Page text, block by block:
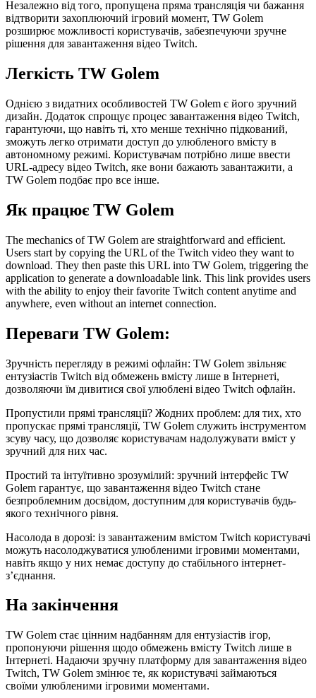
Незалежно від того, пропущена пряма трансляція чи бажання
відтворити захоплюючий ігровий момент, TW Golem
розширює можливості користувачів, забезпечуючи зручне
рішення для завантаження відео Twitch.
Легкість TW Golem
Однією з видатних особливостей TW Golem є його зручний
дизайн. Додаток спрощує процес завантаження відео Twitch,
гарантуючи, що навіть ті, хто менше технічно підкований,
зможуть легко отримати доступ до улюбленого вмісту в
автономному режимі. Користувачам потрібно лише ввести
URL-адресу відео Twitch, яке вони бажають завантажити, а
TW Golem подбає про все інше.
Як працює TW Golem
The mechanics of TW Golem are straightforward and efficient.
Users start by copying the URL of the Twitch video they want to
download. They then paste this URL into TW Golem, triggering the
application to generate a downloadable link. This link provides users
with the ability to enjoy their favorite Twitch content anytime and
anywhere, even without an internet connection.
Переваги TW Golem:
Зручність перегляду в режимі офлайн: TW Golem звільняє
ентузіастів Twitch від обмежень вмісту лише в Інтернеті,
дозволяючи їм дивитися свої улюблені відео Twitch офлайн.
Пропустили прямі трансляції? Жодних проблем: для тих, хто
пропускає прямі трансляції, TW Golem служить інструментом
зсуву часу, що дозволяє користувачам надолужувати вміст у
зручний для них час.
Простий та інтуїтивно зрозумілий: зручний інтерфейс TW
Golem гарантує, що завантаження відео Twitch стане
безпроблемним досвідом, доступним для користувачів будь-
якого технічного рівня.
Насолода в дорозі: із завантаженим вмістом Twitch користувачі
можуть насолоджуватися улюбленими ігровими моментами,
навіть якщо у них немає доступу до стабільного інтернет-
з’єднання.
На закінчення
TW Golem стає цінним надбанням для ентузіастів ігор,
пропонуючи рішення щодо обмежень вмісту Twitch лише в
Інтернеті. Надаючи зручну платформу для завантаження відео
Twitch, TW Golem змінює те, як користувачі займаються
своїми улюбленими ігровими моментами.